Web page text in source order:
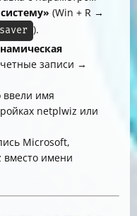
(Win + R →
).
записи →
ввели имя
netplwiz или
Microsoft,
вместо имени